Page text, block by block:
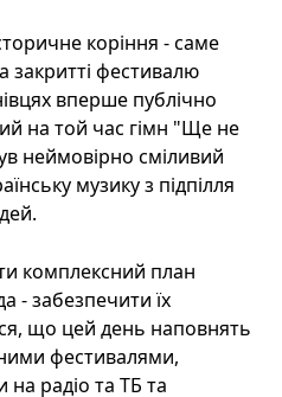
коріння - саме
закритті фестивалю
вперше публічно
на той час гімн "Ще не
неймовірно сміливий
музику з підпілля
комплексний план
- забезпечити їх
що цей день наповнять
фестивалями,
радіо та ТБ та